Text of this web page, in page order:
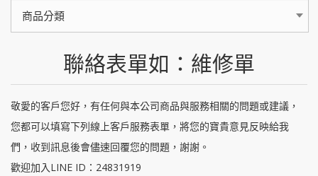
商品分類
聯絡表單如：維修單
敬愛的客戶您好，有任何與本公司商品與服務相關的問題或建議，
您都可以填寫下列線上客戶服務表單，將您的寶貴意見反映給我
們，收到訊息後會儘速回覆您的問題，謝謝。
歡迎加入LINE ID：24831919